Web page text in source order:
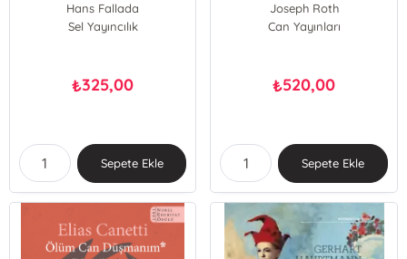
Hans Fallada
Sel Yayıncılık
₺325,00
Sepete Ekle
Joseph Roth
Can Yayınları
₺520,00
Sepete Ekle